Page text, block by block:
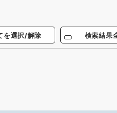
を選択/解除 検索結果